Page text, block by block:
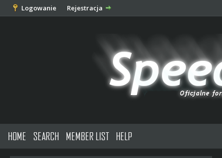
Logowanie Rejestracja
HOME SEARCH MEMBER LIST HELP